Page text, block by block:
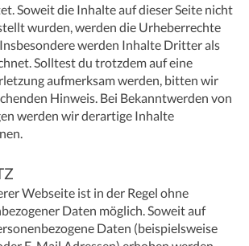
Soweit die Inhalte auf dieser Seite nicht
wurden, werden die Urheberrechte
werden Inhalte Dritter als
Solltest du trotzdem auf eine
aufmerksam werden, bitten wir
Hinweis. Bei Bekanntwerden von
werden wir derartige Inhalte
Webseite ist in der Regel ohne
Daten möglich. Soweit auf
Daten (beispielsweise